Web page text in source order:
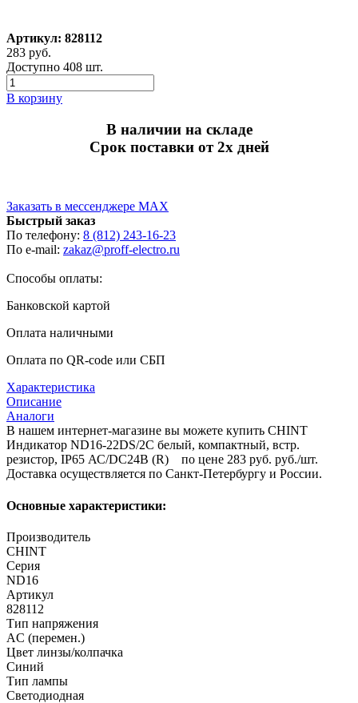
Артикул: 828112
283 руб.
Доступно 408 шт.
В корзину
В наличии на складе
Срок поставки от 2х дней
Заказать в мессенджере MAX
Быстрый заказ
По телефону: 8 (812) 243-16-23
По e-mail: zakaz@proff-electro.ru
Способы оплаты:
Банковской картой
Оплата наличными
Оплата по QR-code или СБП
Характеристика
Описание
Аналоги
В нашем интернет-магазине вы можете купить CHINT
Индикатор ND16-22DS/2C белый, компактный, встр.
резистор, IP65 АС/DC24В (R) по цене 283 руб. руб./шт.
Доставка осуществляется по Санкт-Петербургу и России.
Основные характеристики:
Производитель
CHINT
Серия
ND16
Артикул
828112
Тип напряжения
AC (перемен.)
Цвет линзы/колпачка
Синий
Тип лампы
Светодиодная